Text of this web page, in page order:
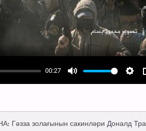
00:27
Mute
Гәзза золағынын сакинләри Доналд